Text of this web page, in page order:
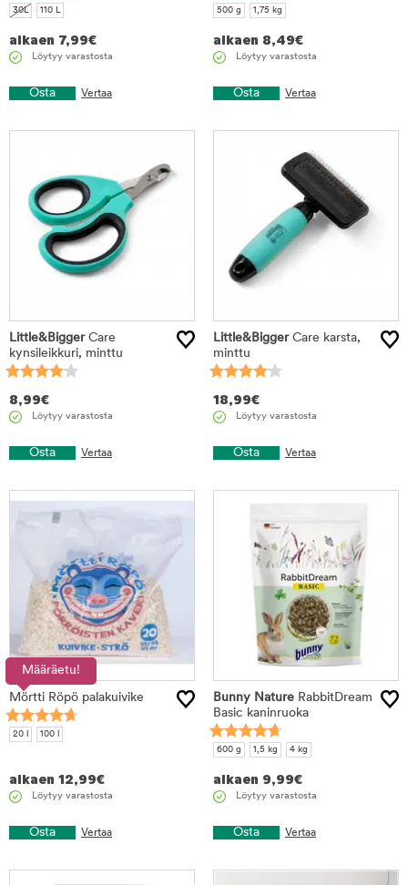
30L 110 L
alkaen 7,99€
Löytyy varastosta
Osta Vertaa
500 g 1,75 kg
alkaen 8,49€
Löytyy varastosta
Osta Vertaa
Little&BiggerCare
kynsileikkuri, minttu
8,99€
Löytyy varastosta
Osta Vertaa
Little&BiggerCare karsta,
minttu
18,99€
Löytyy varastosta
Osta Vertaa
Määräetu!
Mörtti Röpö palakuivike
20 l 100 l
alkaen 12,99€
Löytyy varastosta
Osta Vertaa
Bunny Nature RabbitDream
Basic kaninruoka
600 g 1,5 kg 4 kg
alkaen 9,99€
Löytyy varastosta
Osta Vertaa